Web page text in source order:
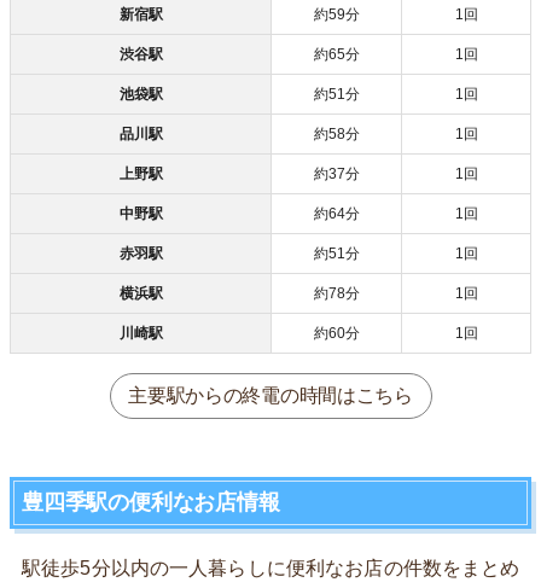
新宿駅 約59分 1回
渋谷駅 約65分 1回
池袋駅 約51分 1回
品川駅 約58分 1回
上野駅 約37分 1回
中野駅 約64分 1回
赤羽駅 約51分 1回
横浜駅 約78分 1回
川崎駅 約60分 1回
主要駅からの終電の時間はこちら
豊四季駅の便利なお店情報
駅徒歩5分以内の一人暮らしに便利なお店の件数をまとめ